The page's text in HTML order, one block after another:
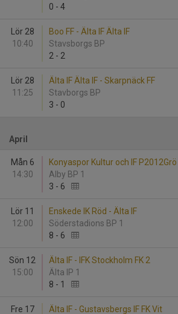
0 - 4
Lör 28
10:40
Boo FF - Älta IF Älta IF
Stavsborgs BP
2 - 2
Lör 28
11:25
Älta IF Älta IF - Skarpnäck FF
Stavborgs BP
3 - 0
April
Mån 6
14:30
Konyaspor Kultur och IF
Alby BP 1
3 - 6
Lör 11
12:00
Enskede IK Röd - Älta IF
Söderstadions BP 1
8 - 6
Sön 12
15:00
Älta IF - IFK Stockholm FK 2
Älta IP 1
8 - 1
Fre 17
Älta IF - Gustavsbergs IF FK Vit